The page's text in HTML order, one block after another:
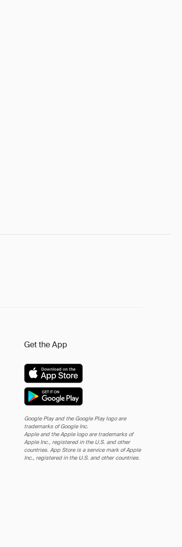
Get the App
Google Play and the Google Play logo are
trademarks of Google Inc.
Apple and the Apple logo are trademarks of
Apple Inc., registered in the U.S. and other
countries. App Store is a service mark of Apple
Inc., registered in the U.S. and other countries.